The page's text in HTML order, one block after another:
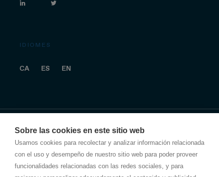
Sobre las cookies en este sitio web
Usamos cookies para recolectar y analizar información relacionada
con el uso y desempeño de nuestro sitio web para poder proveer
funcionalidades relacionadas con las redes sociales, y para
IDIOMES
CA ES EN
Avís legal
Política de privacitat